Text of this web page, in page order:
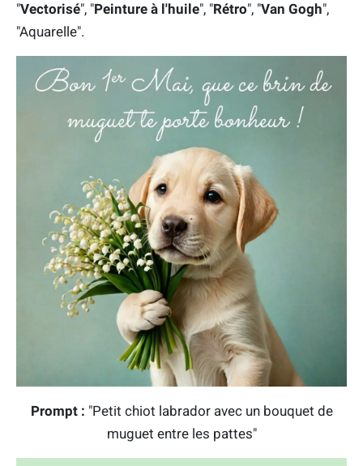
"Vectorisé", "Peinture à l'huile", "Rétro", "Van Gogh",
"Aquarelle".
Prompt : "Petit chiot labrador avec un bouquet de
muguet entre les pattes"